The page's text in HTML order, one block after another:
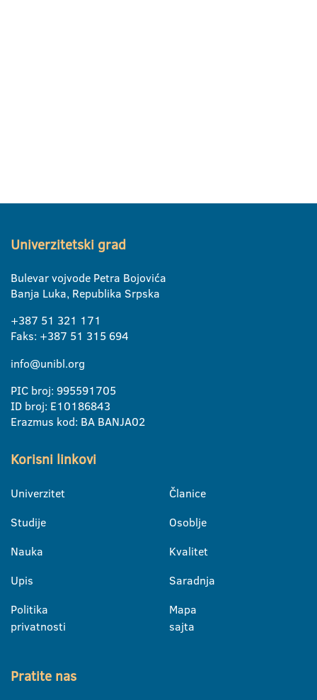
Univerzitetski grad
Bulevar vojvode Petra Bojovića
Banja Luka, Republika Srpska
+387 51 321 171
Faks: +387 51 315 694
info@unibl.org
PIC broj: 995591705
ID broj: E10186843
Erazmus kod: BA BANJA02
Korisni linkovi
Univerzitet
Studije
Nauka
Upis
Politika
privatnosti
Članice
Osoblje
Kvalitet
Saradnja
Mapa
sajta
Pratite nas